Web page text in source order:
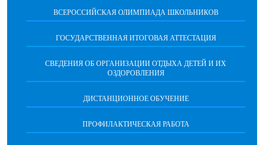
ВСЕРОССИЙСКАЯ ОЛИМПИАДА ШКОЛЬНИКОВ
ГОСУДАРСТВЕННАЯ ИТОГОВАЯ АТТЕСТАЦИЯ
СВЕДЕНИЯ ОБ ОРГАНИЗАЦИИ ОТДЫХА ДЕТЕЙ И ИХ
ОЗДОРОВЛЕНИЯ
ДИСТАНЦИОННОЕ ОБУЧЕНИЕ
ПРОФИЛАКТИЧЕСКАЯ РАБОТА